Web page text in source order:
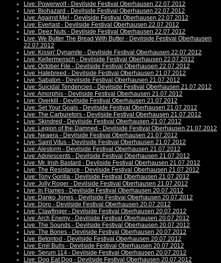
Live: Powerwolf - Devilside Festival Oberhausen 22.07.2012
Live: Biohazard - Devilside Festival Oberhausen 22.07.2012
Live: Against Me! - Devilside Festival Oberhausen 22.07.2012
Live: Everlast - Devilside Festival Oberhausen 22.07.2012
Live: Deez Nuts - Devilside Festival Oberhausen 22.07.2012
Live: We Butter The Bread With Butter - Devilside Festival Oberhausen
22.07.2012
Live: Kissin' Dynamite - Devilside Festival Oberhausen 22.07.2012
Live: Kellermensch - Devilside Festival Oberhausen 22.07.2012
Live: October File - Devilside Festival Oberhausen 22.07.2012
Live: Hatebreed - Devilside Festival Oberhausen 21.07.2012
Live: Sabaton - Devilside Festival Oberhausen 21.07.2012
Live: Suicidal Tendencies - Devilside Festival Oberhausen 21.07.2012
Live: Amorphis - Devilside Festival Oberhausen 21.07.2012
Live: Overkill - Devilside Festival Oberhausen 21.07.2012
Live: Set Your Goals - Devilside Festival Oberhausen 21.07.2012
Live: The Carburetors - Devilside Festival Oberhausen 21.07.2012
Live: Skindred - Devilside Festival Oberhausen 21.07.2012
Live: Legion of the Damned - Devilside Festival Oberhausen 21.07.2012
Live: Neaera - Devilside Festival Oberhausen 21.07.2012
Live: Saint Vitus - Devilside Festival Oberhausen 21.07.2012
Live: Alestorm - Devilside Festival Oberhausen 21.07.2012
Live: Adolescents - Devilside Festival Oberhausen 21.07.2012
Live: Mr. Irish Bastard - Devilside Festival Oberhausen 21.07.2012
Live: The Resistance - Devilside Festival Oberhausen 21.07.2012
Live: Tony Gorilla - Devilside Festival Oberhausen 21.07.2012
Live: Jolly Roger - Devilside Festival Oberhausen 21.07.2012
Live: In Flames - Devilside Festival Oberhausen 20.07.2012
Live: Danko Jones - Devilside Festival Oberhausen 20.07.2012
Live: Doro - Devilside Festival Oberhausen 20.07.2012
Live: Clawfinger - Devilside Festival Oberhausen 20.07.2012
Live: Arch Enemy - Devilside Festival Oberhausen 20.07.2012
Live: The Sounds - Devilside Festival Oberhausen 20.07.2012
Live: The Bones - Devilside Festival Oberhausen 20.07.2012
Live: Betontod - Devilside Festival Oberhausen 20.07.2012
Live: Emil Bulls - Devilside Festival Oberhausen 20.07.2012
Live: Serum 114 - Devilside Festival Oberhausen 20.07.2012
Live: Dog Eat Dog - Devilside Festival Oberhausen 20.07.2012